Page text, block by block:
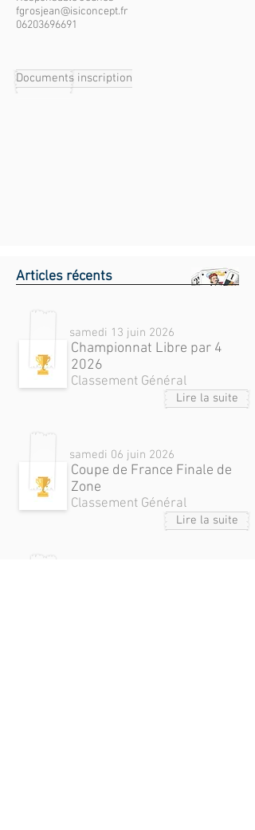
fgrosjean@isiconcept.fr
06203696691
Documents inscription
Articles récents
samedi 13 juin 2026
Championnat Libre par 4
2026
Classement Général
Lire la suite
samedi 06 juin 2026
Coupe de France Finale de
Zone
Classement Général
Lire la suite